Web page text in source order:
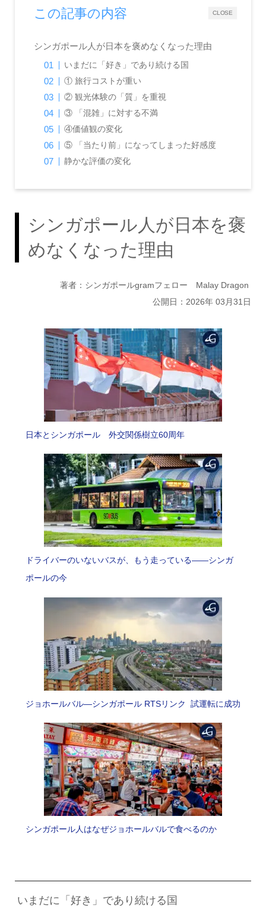
CLOSE
この記事の内容
シンガポール人が日本を褒めなくなった理由
いまだに「好き」であり続ける国
① 旅行コストが重い
② 観光体験の「質」を重視
③ 「混雑」に対する不満
④価値観の変化
⑤ 「当たり前」になってしまった好感度
静かな評価の変化
シンガポール人が日本を褒
めなくなった理由
著者：シンガポールgramフェロー Malay Dragon
公開日：2026年 03月31日
日本とシンガポール 外交関係樹立60周年
ドライバーのいないバスが、もう走っている――シンガ
ポールの今
ジョホールバル―シンガポール RTSリンク 試運転に成功
シンガポール人はなぜジョホールバルで食べるのか
いまだに「好き」であり続ける国